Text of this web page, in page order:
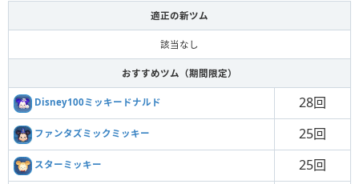
適正の新ツム
該当なし
おすすめツム（期間限定）
Disney100ミッキードナルド 28回
ファンタズミックミッキー 25回
スターミッキー 25回